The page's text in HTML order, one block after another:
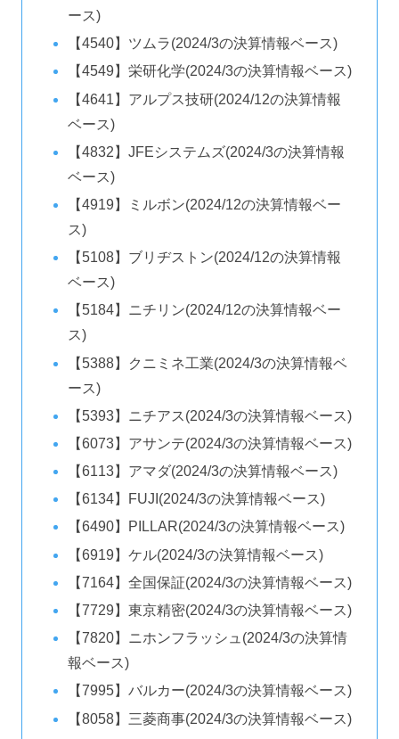
ース)
【4540】ツムラ(2024/3の決算情報ベース)
【4549】栄研化学(2024/3の決算情報ベース)
【4641】アルプス技研(2024/12の決算情報
ベース)
【4832】JFEシステムズ(2024/3の決算情報
ベース)
【4919】ミルボン(2024/12の決算情報ベー
ス)
【5108】ブリヂストン(2024/12の決算情報
ベース)
【5184】ニチリン(2024/12の決算情報ベー
ス)
【5388】クニミネ工業(2024/3の決算情報ベ
ース)
【5393】ニチアス(2024/3の決算情報ベース)
【6073】アサンテ(2024/3の決算情報ベース)
【6113】アマダ(2024/3の決算情報ベース)
【6134】FUJI(2024/3の決算情報ベース)
【6490】PILLAR(2024/3の決算情報ベース)
【6919】ケル(2024/3の決算情報ベース)
【7164】全国保証(2024/3の決算情報ベース)
【7729】東京精密(2024/3の決算情報ベース)
【7820】ニホンフラッシュ(2024/3の決算情
報ベース)
【7995】バルカー(2024/3の決算情報ベース)
【8058】三菱商事(2024/3の決算情報ベース)